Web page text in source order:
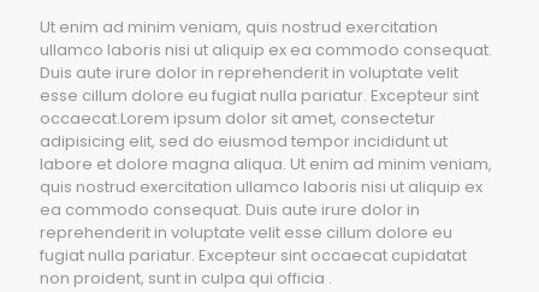
Ut enim ad minim veniam, quis nostrud exercitation
ullamco laboris nisi ut aliquip ex ea commodo consequat.
Duis aute irure dolor in reprehenderit in voluptate velit
esse cillum dolore eu fugiat nulla pariatur. Excepteur sint
occaecat.Lorem ipsum dolor sit amet, consectetur
adipisicing elit, sed do eiusmod tempor incididunt ut
labore et dolore magna aliqua. Ut enim ad minim veniam,
quis nostrud exercitation ullamco laboris nisi ut aliquip ex
ea commodo consequat. Duis aute irure dolor in
reprehenderit in voluptate velit esse cillum dolore eu
fugiat nulla pariatur. Excepteur sint occaecat cupidatat
non proident, sunt in culpa qui officia .